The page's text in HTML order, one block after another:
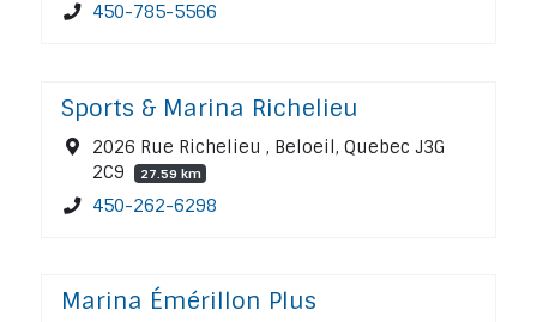
450-785-5566
Sports & Marina Richelieu
2026 Rue Richelieu , Beloeil, Quebec J3G
2C9
27.59 km
450-262-6298
Marina Émérillon Plus